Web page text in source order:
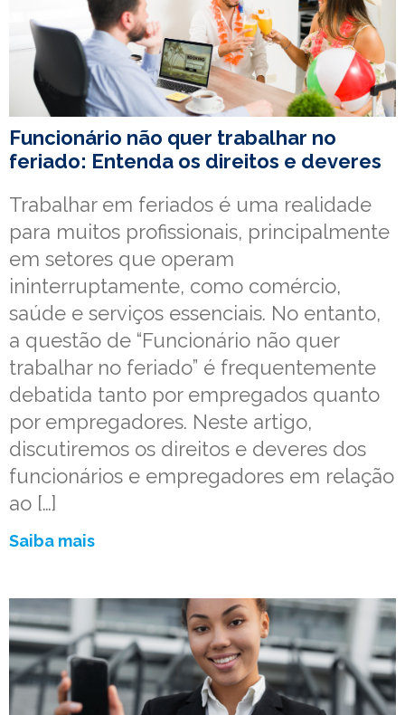
Funcionário não quer trabalhar no
feriado: Entenda os direitos e deveres
Trabalhar em feriados é uma realidade
para muitos profissionais, principalmente
em setores que operam
ininterruptamente, como comércio,
saúde e serviços essenciais. No entanto,
a questão de “Funcionário não quer
trabalhar no feriado” é frequentemente
debatida tanto por empregados quanto
por empregadores. Neste artigo,
discutiremos os direitos e deveres dos
funcionários e empregadores em relação
ao […]
Saiba mais